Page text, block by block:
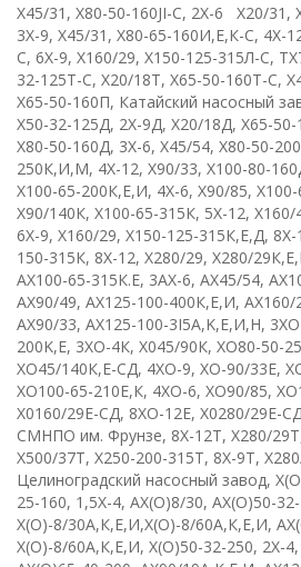
X45/31 , X80-50-160JI-C, 2X-6 Х20/31 ,
3Х-9, Х45/31 , Х80-65-160И,Е,К-С, 4X-
С, 6X-9, Х160/29, Х150-125-315Л-С,
32-125T-C, Х20/18Т, X65-50-160T-C,
Х65-50-160П, Катайский насосный
Х50-32-125Д, 2Х-9Д, Х20/18Д, Х65-
Х80-50-160Д, 3Х-6, Х45/54, Х80-50-
250К,И,М, 4X-12, Х90/33, Х100-80-
Х100-65-200К,Е,И, 4X-6, Х90/85,
Х90/140К, Х100-65-315К, 5X-12, Х160/
6X-9, Х160/29, Х150-125-315К,Е,Д, 8X-
150-315К, 8X-12, Х280/29, Х280/
АХ100-65-315К.Е, 3АХ-6, АХ45/54,
АХ90/49, АХ125-100-400К,Е,И,
АХ90/33, AX125-100-3I5A,K,E,И,Н, 3XO
200K,E, 3ХО-4К, Х045/90К, ХО80-50-
ХО45/140К,Е-СД, 4XО-9, ХО-90/33Е,
ХО100-65-210Е,К, 4XО-6, ХО90/85,
Х0160/29Е-СД, 8XO-12E, Х0280/29Е-
СМНПО им. Фрунзе, 8X-12T, Х280/29Т
Х500/37Т, Х250-200-315Т, 8Х-9Т,
Целиноградский насосный завод,
25-160, 1,5X-4, АХ(О)8/30, АХ(О)50-
Х(О)-8/30А,К,Е,И,Х(О)-8/60А,К,Е,И,
Х(О)-8/60А,К,Е,И, Х(О)50-32-250, 2X-4,